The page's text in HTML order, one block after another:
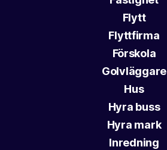
Flytt
Flyttfirma
Förskola
Golvläggare
Hus
Hyra buss
Hyra mark
Inredning